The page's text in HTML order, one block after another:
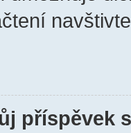
příspěvek